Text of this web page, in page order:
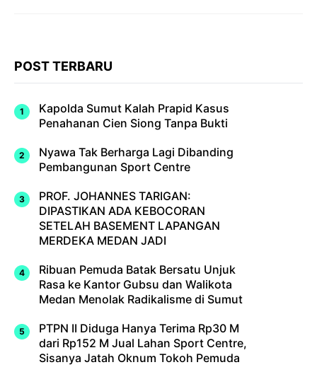
POST TERBARU
Kapolda Sumut Kalah Prapid Kasus
Penahanan Cien Siong Tanpa Bukti
Nyawa Tak Berharga Lagi Dibanding
Pembangunan Sport Centre
PROF. JOHANNES TARIGAN:
DIPASTIKAN ADA KEBOCORAN
SETELAH BASEMENT LAPANGAN
MERDEKA MEDAN JADI
Ribuan Pemuda Batak Bersatu Unjuk
Rasa ke Kantor Gubsu dan Walikota
Medan Menolak Radikalisme di Sumut
PTPN II Diduga Hanya Terima Rp30 M
dari Rp152 M Jual Lahan Sport Centre,
Sisanya Jatah Oknum Tokoh Pemuda